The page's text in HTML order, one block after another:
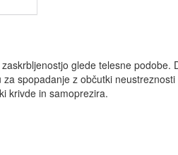
glede telesne
spopadanje z občutki
krivde in samoprezira.